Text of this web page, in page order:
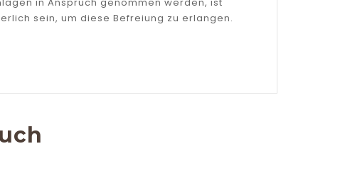
sein, um diese Befreiung zu erlangen.